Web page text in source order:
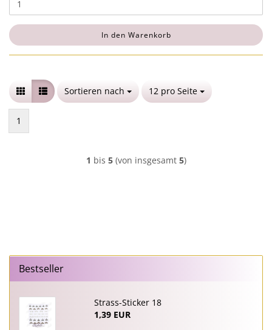
In den Warenkorb
Sortieren nach
Sortieren nach 12 pro Seite
pro Seite
1
1 bis 5(von insgesamt 5)
Bestseller
Strass-Sticker 18
1,39 EUR